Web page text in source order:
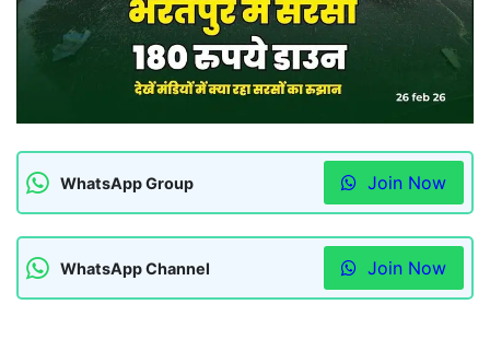
WhatsApp Group Join Now
WhatsApp Channel Join Now